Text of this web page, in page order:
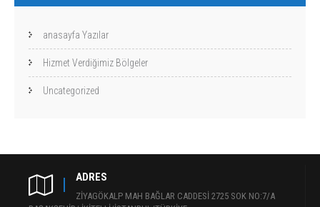
anasayfa Yazılar
Hizmet Verdiğimiz Bölgeler
Uncategorized
ADRES
ZİYAGÖKALP MAH BAĞLAR CADDESİ 2725 SOK NO:7/A